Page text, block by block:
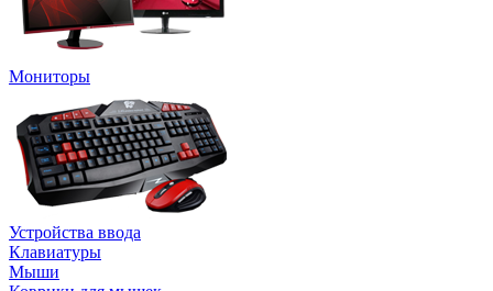
Мониторы
Устройства ввода
Клавиатуры
Мыши